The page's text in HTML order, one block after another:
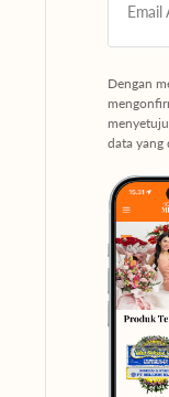
Email
Dengan
data yang